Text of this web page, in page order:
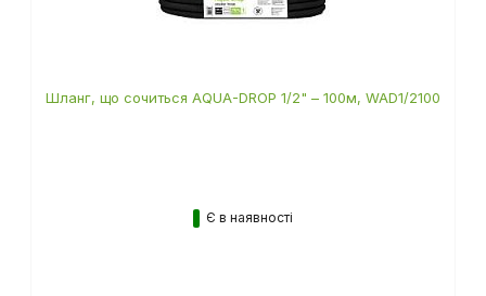
Шланг, що сочиться AQUA-DROP 1/2" – 100м, WAD1/2100
Є в наявності